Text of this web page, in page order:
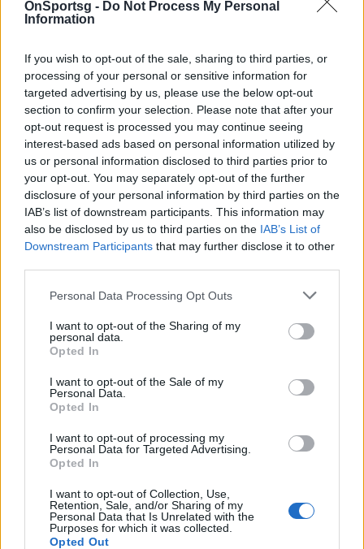
OnSportsg - Do Not Process My Personal
Information
If you wish to opt-out of the sale, sharing to third parties, or
processing of your personal or sensitive information for
targeted advertising by us, please use the below opt-out
section to confirm your selection. Please note that after your
opt-out request is processed you may continue seeing
interest-based ads based on personal information utilized by
us or personal information disclosed to third parties prior to
your opt-out. You may separately opt-out of the further
disclosure of your personal information by third parties on the
IAB’s list of downstream participants. This information may
also be disclosed by us to third parties on the IAB’s List of
Downstream Participants that may further disclose it to other
Personal Data Processing Opt Outs
I want to opt-out of the Sharing of my
personal data.
Opted In
I want to opt-out of the Sale of my
Personal Data.
Opted In
I want to opt-out of processing my
Personal Data for Targeted Advertising.
Opted In
I want to opt-out of Collection, Use,
Retention, Sale, and/or Sharing of my
Personal Data that Is Unrelated with the
Purposes for which it was collected.
Opted Out
Μακάμπι: Επανήλθε ο Πνίνι
23 Ιουνίου 2022 13:42
Βίρτους Μπολόνια: Θέλει τον Μίκι
Τον Τζόρνταν Μίκι φαίνεται ότι θέλει για να ενισχύσει
την γραμμή των ψηλών της η Βίρτους Μπολόνια
10 Ιουνίου 2022 19:47